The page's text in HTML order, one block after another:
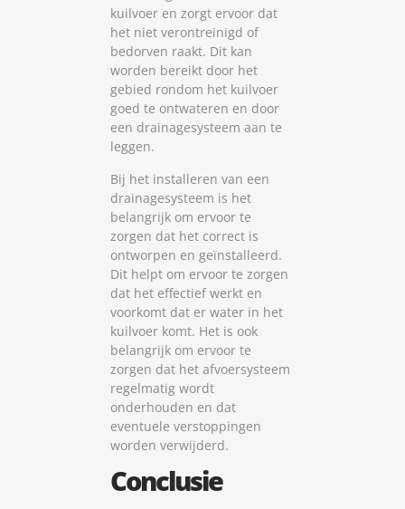
kuilvoer en zorgt ervoor dat
het niet verontreinigd of
bedorven raakt. Dit kan
worden bereikt door het
gebied rondom het kuilvoer
goed te ontwateren en door
een drainagesysteem aan te
leggen.
Bij het installeren van een
drainagesysteem is het
belangrijk om ervoor te
zorgen dat het correct is
ontworpen en geïnstalleerd.
Dit helpt om ervoor te zorgen
dat het effectief werkt en
voorkomt dat er water in het
kuilvoer komt. Het is ook
belangrijk om ervoor te
zorgen dat het afvoersysteem
regelmatig wordt
onderhouden en dat
eventuele verstoppingen
worden verwijderd.
Conclusie